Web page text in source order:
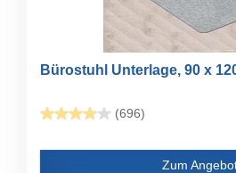
Bürostuhl Unterlage, 90 x
(696)
Zum